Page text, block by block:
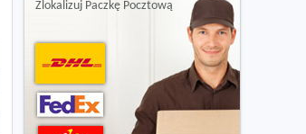
Zlokalizuj Paczkę Pocztową